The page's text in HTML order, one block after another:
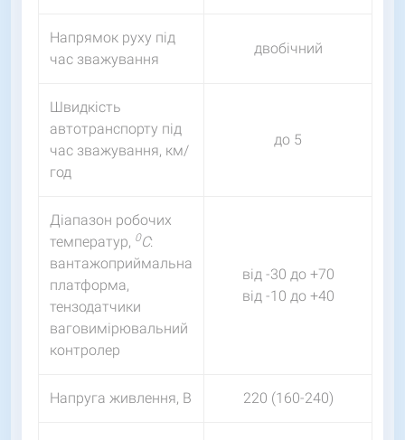
Напрямок руху під
час зважування
двобічний
Швидкість
автотранспорту під
час зважування, км/
год
до 5
Діапазон робочих
температур, 0С:
вантажоприймальна
платформа,
тензодатчики
ваговимірювальний
контролер
від -30 до +70
від -10 до +40
Напруга живлення, В 220 (160-240)